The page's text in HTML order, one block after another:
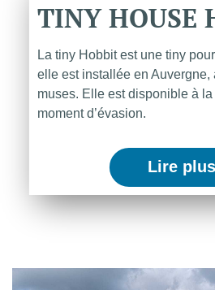
TINYHOUSE
La tiny Hobbit est une tiny
elle est installée en Auvergne,
muses. Elle est disponible à
moment d’évasion.
Lire plus